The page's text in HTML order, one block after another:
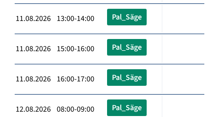
11.08.2026 13:00-14:00 Pal_Säge
11.08.2026 15:00-16:00 Pal_Säge
11.08.2026 16:00-17:00 Pal_Säge
12.08.2026 08:00-09:00 Pal_Säge